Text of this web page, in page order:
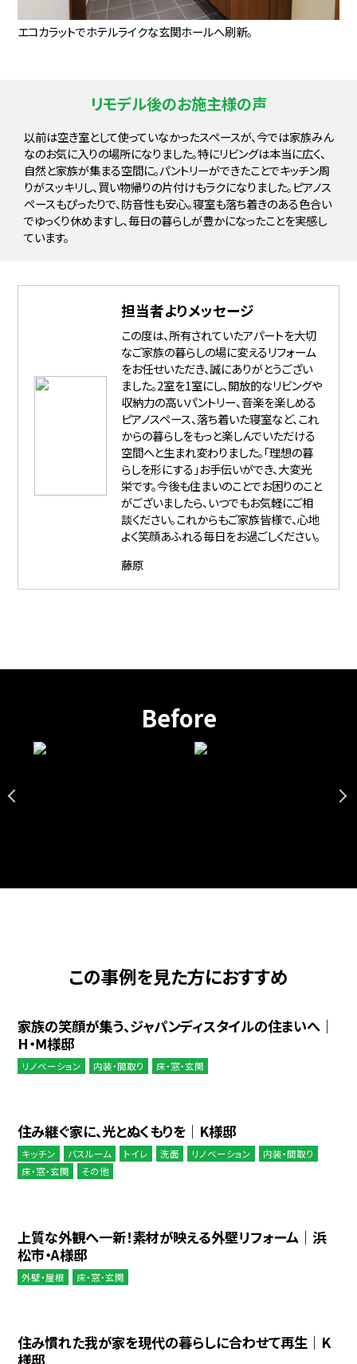
エコカラットでホテルライクな玄関ホールへ刷新。
リモデル後のお施主様の声
以前は空き室として使っていなかったスペースが、今では家族みん
なのお気に入りの場所になりました。特にリビングは本当に広く、
自然と家族が集まる空間に。パントリーができたことでキッチン周
りがスッキリし、買い物帰りの片付けもラクになりました。ピアノス
ペースもぴったりで、防音性も安心。寝室も落ち着きのある色合い
でゆっくり休めますし、毎日の暮らしが豊かになったことを実感し
ています。
担当者よりメッセージ
この度は、所有されていたアパートを大切
なご家族の暮らしの場に変えるリフォーム
をお任せいただき、誠にありがとうござい
ました。2室を1室にし、開放的なリビングや
収納力の高いパントリー、音楽を楽しめる
ピアノスペース、落ち着いた寝室など、これ
からの暮らしをもっと楽しんでいただける
空間へと生まれ変わりました。「理想の暮
らしを形にする」お手伝いができ、大変光
栄です。今後も住まいのことでお困りのこと
がございましたら、いつでもお気軽にご相
談ください。これからもご家族皆様で、心地
よく笑顔あふれる毎日をお過ごしください。
藤原
Before
この事例を見た方におすすめ
家族の笑顔が集う、ジャパンディスタイルの住まいへ｜
H・Ⅿ様邸
リノベーション 内装・間取り 床・窓・玄関
住み継ぐ家に、光とぬくもりを｜K様邸
キッチン バスルーム トイレ 洗面 リノベーション
内装・間取り
床・窓・玄関
その他
上質な外観へ一新！素材が映える外壁リフォーム｜浜
松市・A様邸
外壁・屋根 床・窓・玄関
住み慣れた我が家を現代の暮らしに合わせて再生｜K
様邸